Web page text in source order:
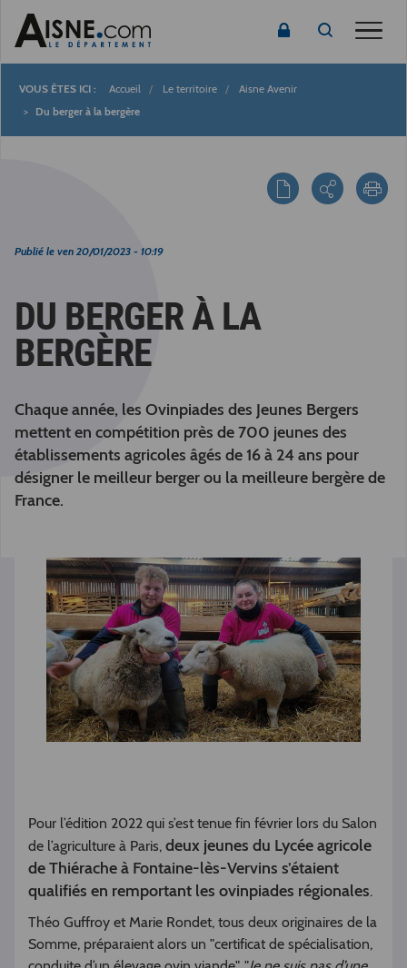
Fil
Accueil Le territoire
Aisne Avenir
Du berger à la bergère
Publié le ven 20/01/2023 - 10:19
DU BERGER À LA
BERGÈRE
Chaque année, les Ovinpiades des Jeunes Bergers
mettent en compétition près de 700 jeunes des
établissements agricoles âgés de 16 à 24 ans pour
désigner le meilleur berger ou la meilleure bergère de
France.
Pour l’édition 2022 qui s’est tenue fin février lors du Salon
de l’agriculture à Paris, deux jeunes du Lycée agricole
de Thiérache à Fontaine-lès-Vervins s’étaient
qualifiés en remportant les ovinpiades régionales.
Théo Guffroy et Marie Rondet, tous deux originaires de la
Somme, préparaient alors un "certificat de spécialisation,